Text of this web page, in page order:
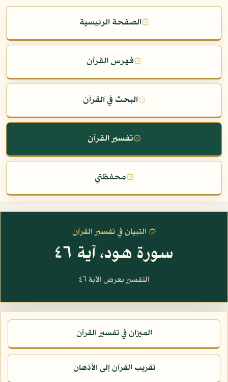
۞الصفحة الرئيسية
۞فهرس القرآن
۞البحث في القرآن
۞تفسير القرآن
۞محفظتي
۞ التبيان في تفسير القرآن
سورة هود، آية ٤٦
التفسير يعرض الآية ٤٦
الميزان في تفسير القرآن
تقريب القرآن إلى الأذهان